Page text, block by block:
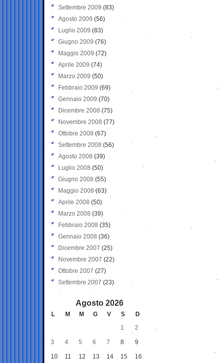
Settembre 2009 (83)
Agosto 2009 (56)
Luglio 2009 (83)
Giugno 2009 (76)
Maggio 2009 (72)
Aprile 2009 (74)
Marzo 2009 (50)
Febbraio 2009 (69)
Gennaio 2009 (70)
Dicembre 2008 (75)
Novembre 2008 (77)
Ottobre 2008 (67)
Settembre 2008 (56)
Agosto 2008 (39)
Luglio 2008 (50)
Giugno 2008 (55)
Maggio 2008(63)
Aprile 2008 (50)
Marzo 2008 (39)
Febbraio 2008 (35)
Gennaio 2008 (36)
Dicembre 2007 (25)
Novembre 2007 (22)
Ottobre 2007 (27)
Settembre 2007 (23)
Agosto 2026
L M M G V S
D
1
2
3 4 5 6 7 8 9
10 11 12 13 14 15 16